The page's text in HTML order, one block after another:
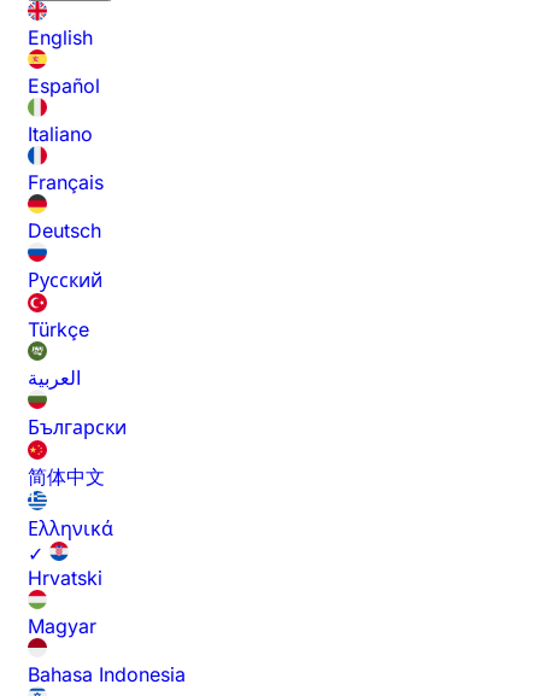
English
Español
Italiano
Français
Deutsch
Русский
Türkçe
العربية
Български
简体中文
Ελληνικά
✓
Hrvatski
Magyar
Bahasa Indonesia